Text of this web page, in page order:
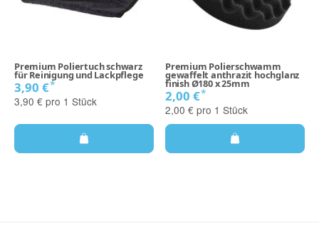
Premium Poliertuch schwarz
für Reinigung und Lackpflege
3,90 €*
3,90 € pro 1 Stück
Premium Polierschwamm
gewaffelt anthrazit hochglanz
finish Ø180 x 25mm
2,00 €*
2,00 € pro 1 Stück